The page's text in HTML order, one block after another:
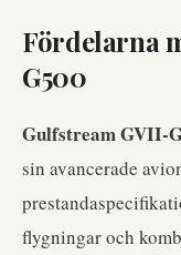
Fördelarna
G500
Gulfstream GVII-
sin avancerade
flygningar och